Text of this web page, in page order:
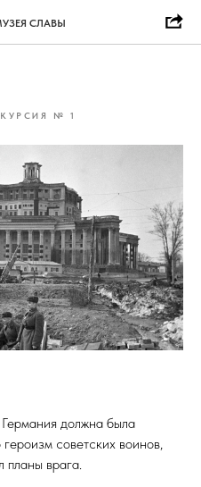
СЛАВЫ
№ 1
должна была
советских воинов,
планы врага.